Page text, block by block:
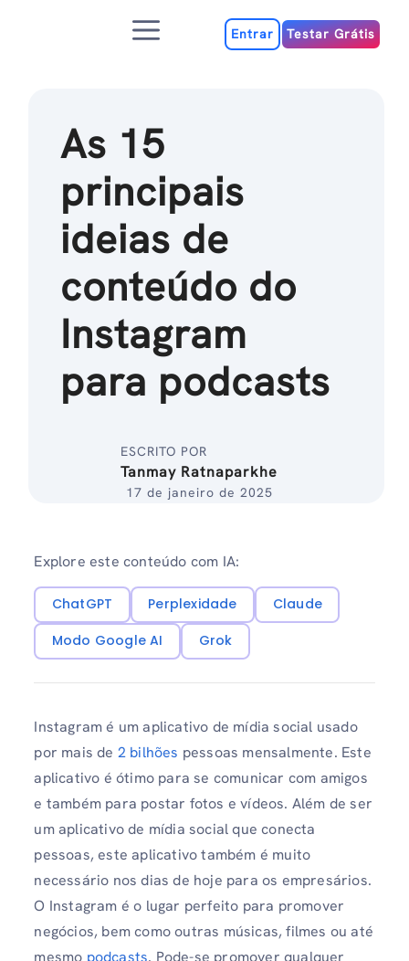
MenuEntrar Testar Grátis
As 15
principais
ideias de
conteúdo do
Instagram
para podcasts
ESCRITO POR
Tanmay Ratnaparkhe
17 de janeiro de 2025
Explore este conteúdo com IA:
ChatGPT Perplexidade
Claude
Modo Google AI
Grok
Instagram é um aplicativo de mídia social usado
por mais de 2 bilhões pessoas mensalmente. Este
aplicativo é ótimo para se comunicar com amigos
e também para postar fotos e vídeos. Além de ser
um aplicativo de mídia social que conecta
pessoas, este aplicativo também é muito
necessário nos dias de hoje para os empresários.
O Instagram é o lugar perfeito para promover
negócios, bem como outras músicas, filmes ou até
mesmo podcasts. Pode-se promover qualquer